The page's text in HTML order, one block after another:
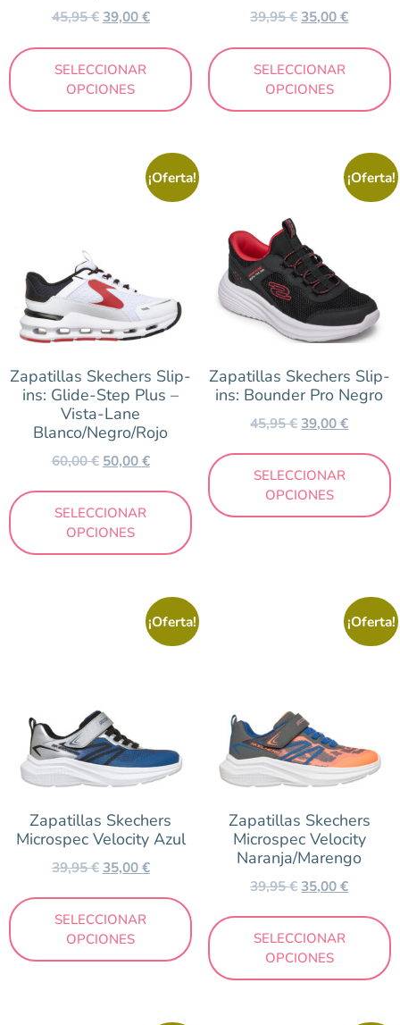
45,95€ 39,00€
SELECCIONAR
OPCIONES
39,95€ 35,00€
SELECCIONAR
OPCIONES
¡Oferta!
Zapatillas Skechers Slip-
ins: Glide-Step Plus –
Vista-Lane
Blanco/Negro/Rojo
60,00€ 50,00€
SELECCIONAR
OPCIONES
¡Oferta!
Zapatillas Skechers Slip-
ins: Bounder Pro Negro
45,95€ 39,00€
SELECCIONAR
OPCIONES
¡Oferta!
Zapatillas Skechers
Microspec Velocity Azul
39,95€ 35,00€
SELECCIONAR
OPCIONES
¡Oferta!
Zapatillas Skechers
Microspec Velocity
Naranja/Marengo
39,95€ 35,00€
SELECCIONAR
OPCIONES